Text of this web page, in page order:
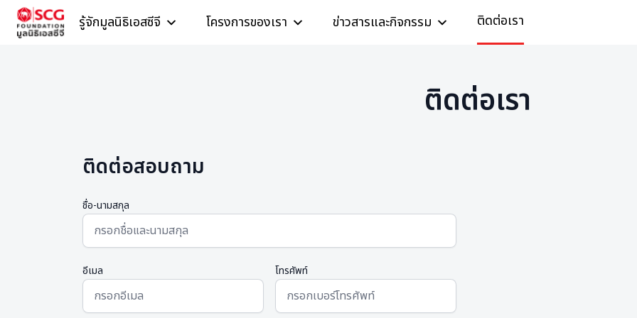
Skip to content
รู้จักมูลนิธิเอสซีจี โครงการของเรา ข่าวสารและกิจกรรม ติดต่อเรา
ติดต่อเรา
ติดต่อสอบถาม
ชื่อ-นามสกุล
อีเมล โทรศัพท์